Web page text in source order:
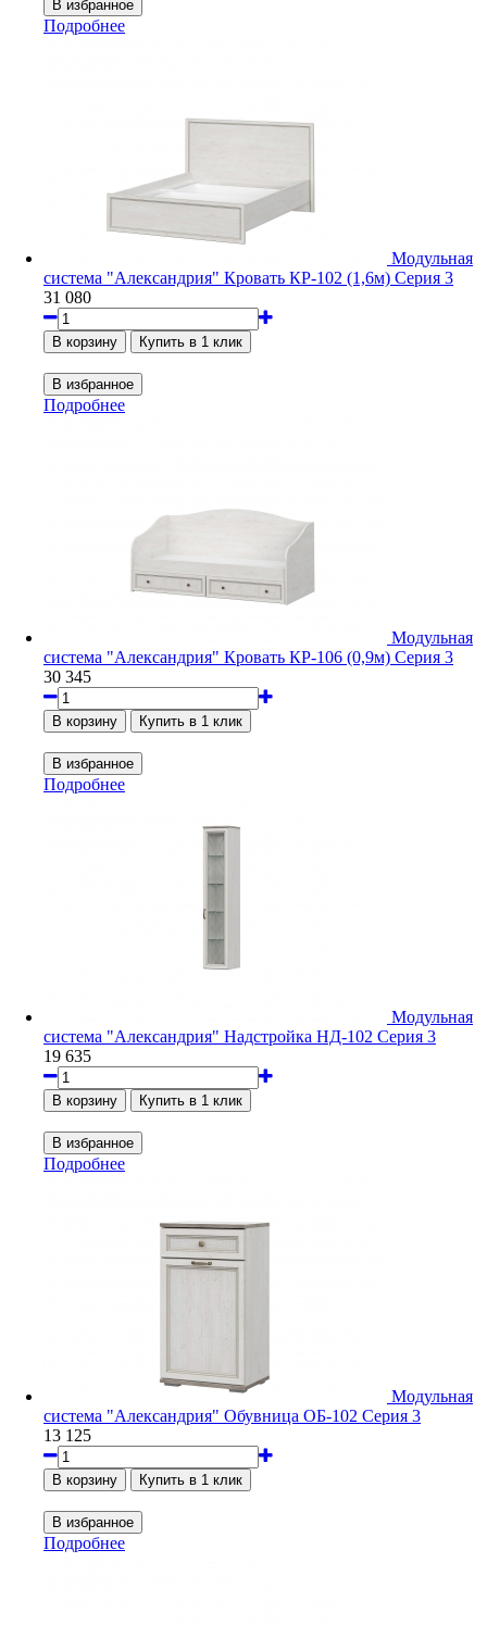
Подробнее
Модульная
система "Александрия" Кровать КР-102 (1,6м) Серия 3
31 080
Подробнее
Модульная
система "Александрия" Кровать КР-106 (0,9м) Серия 3
30 345
Подробнее
Модульная
система "Александрия" Надстройка НД-102 Серия 3
19 635
Подробнее
Модульная
система "Александрия" Обувница ОБ-102 Серия 3
13 125
Подробнее